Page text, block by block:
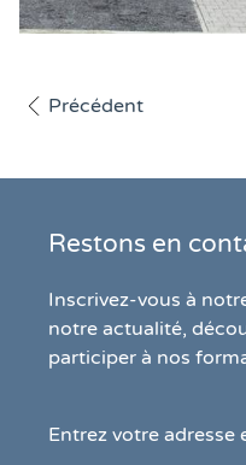
Afficher l'article
Précédent
Restons en
Inscrivez-vous à
notre actualité,
participer à nos
Entrez votre adresse